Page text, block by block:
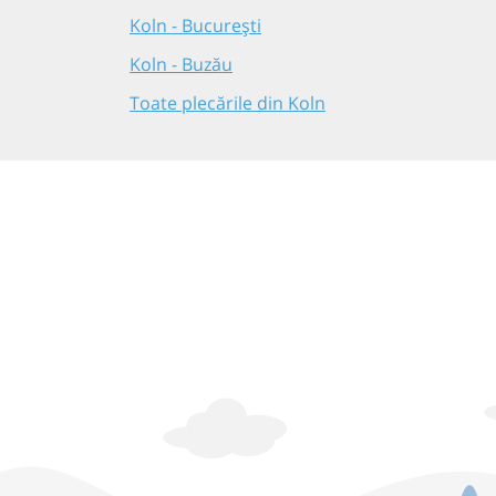
Koln - București
Koln - Buzău
Toate plecările din Koln